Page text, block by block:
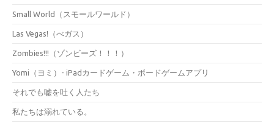
Small World（スモールワールド）
Las Vegas!（べガス）
Zombies!!!（ゾンビーズ！！！）
Yomi（ヨミ）- iPadカードゲーム・ボードゲームアプリ
それでも嘘を吐く人たち
私たちは溺れている。